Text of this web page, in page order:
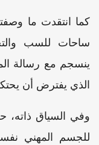
كما انتقدت ما
ساحات للسب
ينسجم مع رسالة
الذي يفترض أن
وفي السياق ذاته،
للجسم المهني